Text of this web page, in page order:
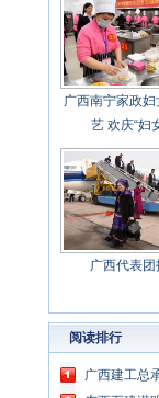
广西南宁家政
艺 欢庆“妇
广西代表团
阅读排行
广西建工总